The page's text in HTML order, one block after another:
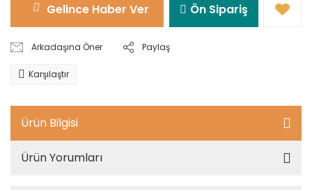
Gelince Haber Ver Ön Sipariş
Arkadaşına Öner Paylaş
Karşılaştır
Ürün Bilgisi
Ürün Yorumları